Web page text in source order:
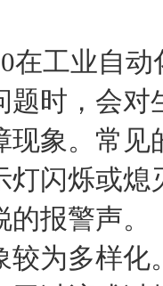
在工业自
题时，会
现象。常
灯闪烁或
报警声。
较为多样